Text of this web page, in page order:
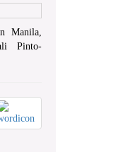
Manila,
Pinto-